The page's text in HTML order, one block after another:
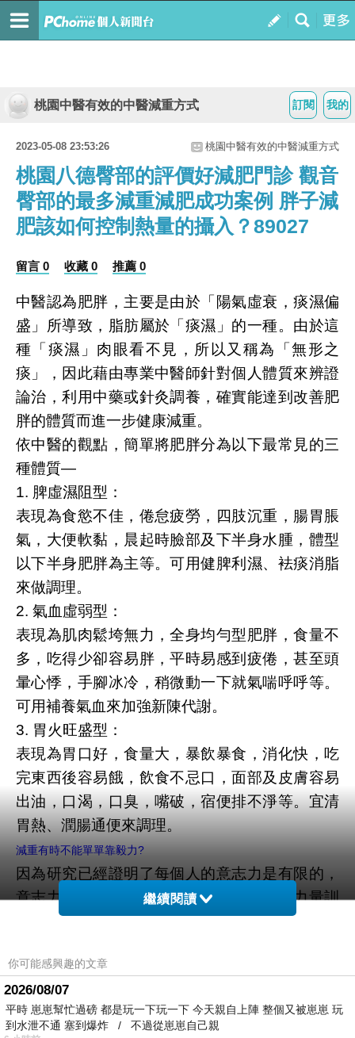
我的
訂閱
桃園中醫有效的中醫減重方式
2023-05-08 23:53:26 桃園中醫有效的中醫減重方式
桃園八德臀部的評價好減肥門診 觀音
臀部的最多減重減肥成功案例 胖子減
肥該如何控制熱量的攝入？89027
留言 0 收藏 0 推薦 0
中醫認為肥胖，主要是由於「陽氣虛衰，痰濕偏
盛」所導致，脂肪屬於「痰濕」的一種。由於這
種「痰濕」肉眼看不見，所以又稱為「無形之
痰」，因此藉由專業中醫師針對個人體質來辨證
論治，利用中藥或針灸調養，確實能達到改善肥
胖的體質而進一步健康減重。
依中醫的觀點，簡單將肥胖分為以下最常見的三
種體質—
1. 脾虛濕阻型：
表現為食慾不佳，倦怠疲勞，四肢沉重，腸胃脹
氣，大便軟黏，晨起時臉部及下半身水腫，體型
以下半身肥胖為主等。可用健脾利濕、袪痰消脂
來做調理。
2. 氣血虛弱型：
表現為肌肉鬆垮無力，全身均勻型肥胖，食量不
多，吃得少卻容易胖，平時易感到疲倦，甚至頭
暈心悸，手腳冰冷，稍微動一下就氣喘呼呼等。
可用補養氣血來加強新陳代謝。
3. 胃火旺盛型：
表現為胃口好，食量大，暴飲暴食，消化快，吃
完東西後容易餓，飲食不忌口，面部及皮膚容易
出油，口渴，口臭，嘴破，宿便排不淨等。宜清
胃熱、潤腸通便來調理。
減重有時不能單單靠毅力?
因為研究已經證明了每個人的意志力是有限的，
意志力和肌肉一樣，當我們做完高強度的力量訓
更多的其他活動。
想想，當我們的單位衝鋒陷陣、心力交瘁，回到
家裡看到小孩鬧、滿地狼藉的時候，你真的還有
繼續閱讀
你可能感興趣的文章
2026/08/07
平時 崽崽幫忙過磅 都是玩一下玩一下 今天親自上陣 整個又被崽崽 玩
到水泄不通 塞到爆炸 / 不過從崽崽自己親